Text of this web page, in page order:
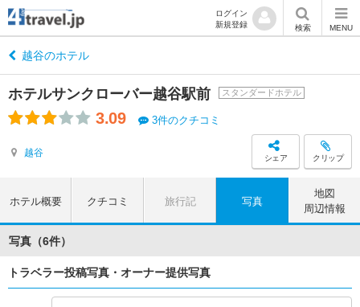
ログイン
新規登録
検索 MENU
越谷のホテル
ホテルサンクローバー越谷駅前 スタンダードホテル
3.09 3件のクチコミ
越谷 シェア クリップ
ホテル概要 クチコミ 旅行記 写真
地図
周辺情報
写真（6件）
トラベラー投稿写真・オーナー提供写真